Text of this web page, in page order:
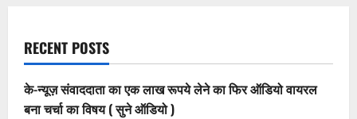
RECENT POSTS
के-न्यूज़ संवाददाता का एक लाख रूपये लेने का फिर ऑडियो वायरल
बना चर्चा का विषय ( सुने ऑडियो )